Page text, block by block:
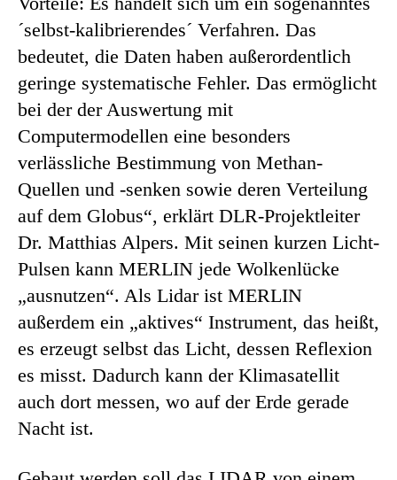
´selbst-kalibrierendes´ Verfahren. Das
bedeutet, die Daten haben außerordentlich
geringe systematische Fehler. Das ermöglicht
bei der der Auswertung mit
Computermodellen eine besonders
verlässliche Bestimmung von Methan-
Quellen und -senken sowie deren Verteilung
auf dem Globus“, erklärt DLR-Projektleiter
Dr. Matthias Alpers. Mit seinen kurzen Licht-
Pulsen kann MERLIN jede Wolkenlücke
„ausnutzen“. Als Lidar ist MERLIN
außerdem ein „aktives“ Instrument, das heißt,
es erzeugt selbst das Licht, dessen Reflexion
es misst. Dadurch kann der Klimasatellit
auch dort messen, wo auf der Erde gerade
Nacht ist.